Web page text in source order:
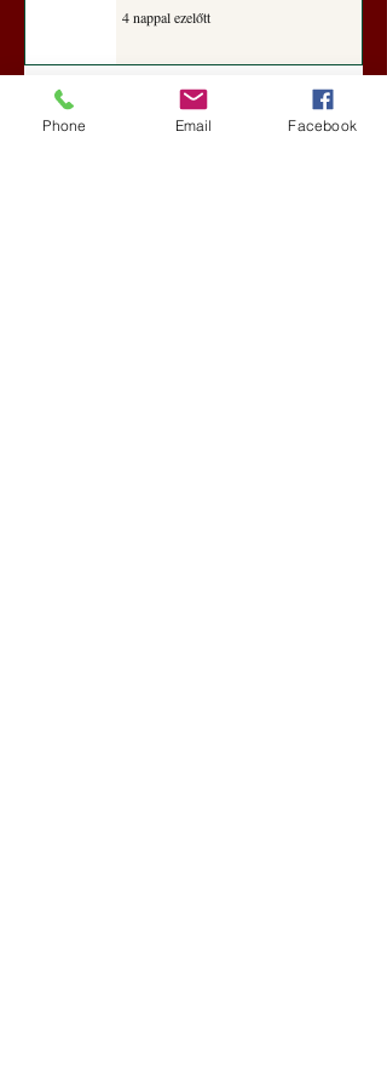
4 nappal ezelőtt
Darai Lajos: Naplóbölcsességeim
Phone Email Facebook